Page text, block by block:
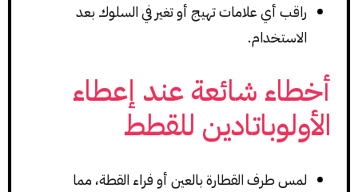
راقب أي علامات تهيج أو تغير في السلوك بعد
الاستخدام.
أخطاء شائعة عند إعطاء
الأولوباتادين للقطط
لمس طرف القطارة بالعين أو فراء القطة، مما